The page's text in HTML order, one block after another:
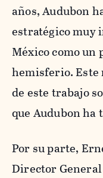
años, Audubon
estratégico
México como un
hemisferio.
de este trabajo
que Audubon ha
Por su parte,
Director